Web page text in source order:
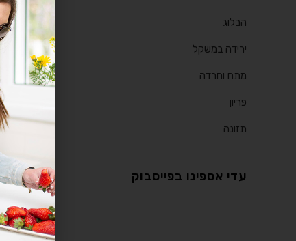
הבלוג
ירידה במשקל
מתח וחרדה
פריון
תזונה
עדי אספינו בפייסבוק